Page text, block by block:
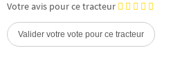
Votre avis pour ce tracteur